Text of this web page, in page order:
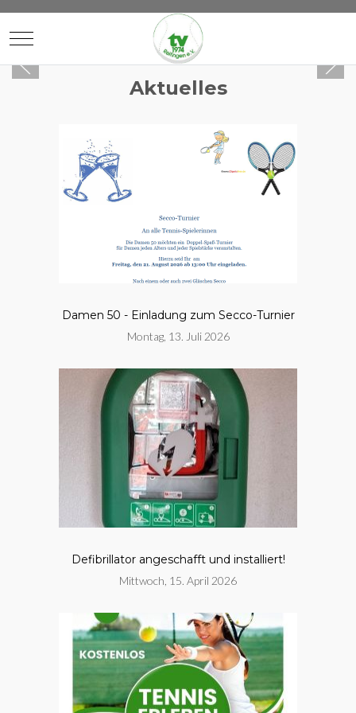
Mobile Menu Toggle
Aktuelles
Damen 50 - Einladung zum Secco-Turnier
Montag, 13. Juli 2026
Defibrillator angeschafft und installiert!
Mittwoch, 15. April 2026